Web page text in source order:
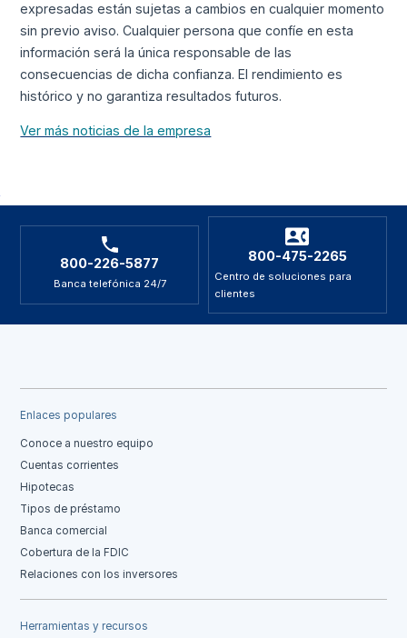
expresadas están sujetas a cambios en cualquier momento
sin previo aviso. Cualquier persona que confíe en esta
información será la única responsable de las
consecuencias de dicha confianza. El rendimiento es
histórico y no garantiza resultados futuros.
Ver más noticias de la empresa
800-226-5877
Banca telefónica 24/7
800-475-2265
Centro de soluciones para
clientes
Enlaces populares
Conoce a nuestro equipo
Cuentas corrientes
Hipotecas
Tipos de préstamo
Banca comercial
Cobertura de la FDIC
Relaciones con los inversores
Herramientas y recursos